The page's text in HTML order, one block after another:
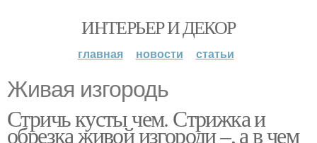
ИНТЕРЬЕР И ДЕКОР
главная новости статьи
Живая изгородь
Стричь кусты чем. Стрижка и
обрезка живой изгороди –, а в чем